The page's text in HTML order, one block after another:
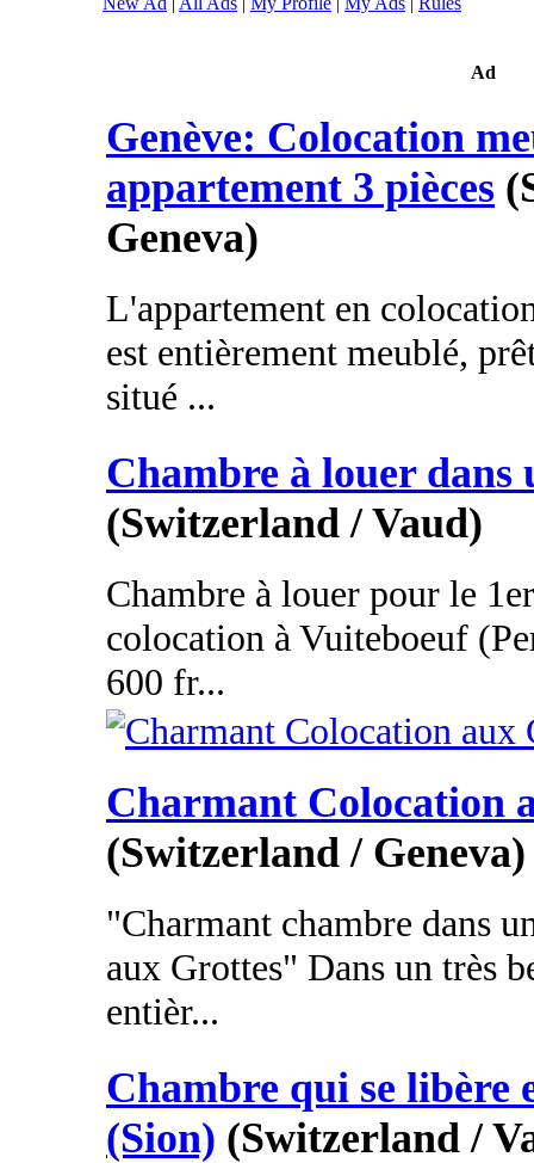
Ad
Genève: Colocation
appartement 3 pièces
Geneva)
L'appartement en
est entièrement meublé,
situé ...
Chambre à louer dans
(Switzerland / Vaud)
Chambre à louer pour le
colocation à Vuiteboeuf
600 fr...
Charmant Colocation
(Switzerland / Geneva)
"Charmant chambre dans
aux Grottes" Dans un très
entièr...
Chambre qui se libère
(Sion) (Switzerland /